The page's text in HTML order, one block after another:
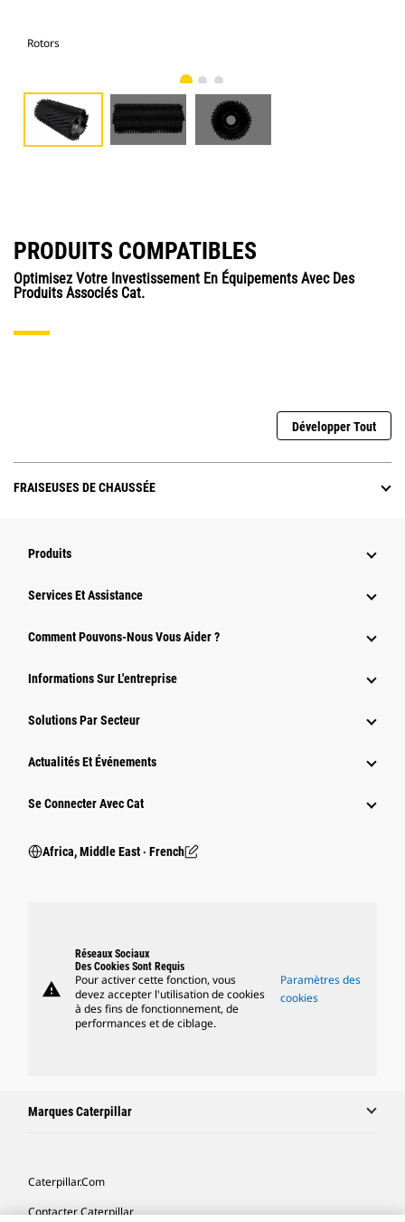
Rotors
PRODUITS COMPATIBLES
Optimisez Votre Investissement En Équipements Avec Des
Produits Associés Cat.
Développer Tout
FRAISEUSES DE CHAUSSÉE
Produits
Services Et Assistance
Comment Pouvons-Nous Vous Aider ?
Informations Sur L'entreprise
Solutions Par Secteur
Actualités Et Événements
Se Connecter Avec Cat
Africa, Middle East ‧ French
warning
Réseaux Sociaux
Des Cookies Sont Requis
Pour activer cette fonction, vous
devez accepter l'utilisation de cookies
à des fins de fonctionnement, de
performances et de ciblage.
Paramètres des
cookies
Marques Caterpillar
Caterpillar.com
Contacter Caterpillar